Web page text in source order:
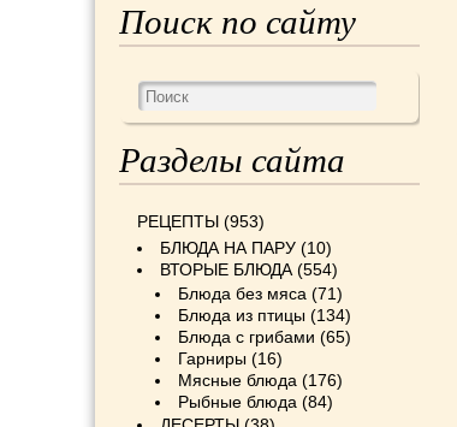
Поиск по сайту
Разделы сайта
РЕЦЕПТЫ (953)
БЛЮДА НА ПАРУ (10)
ВТОРЫЕ БЛЮДА (554)
Блюда без мяса (71)
Блюда из птицы (134)
Блюда с грибами (65)
Гарниры (16)
Мясные блюда (176)
Рыбные блюда (84)